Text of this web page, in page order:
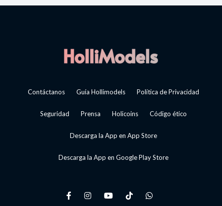
Contáctanos Guía Hollimodels Política de Privacidad
Seguridad Prensa Holicoins Código ético
Descarga la App en App Store
Descarga la App en Google Play Store